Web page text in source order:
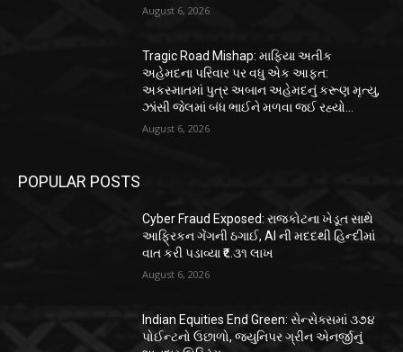
August 6, 2026
Tragic Road Mishap: માફિયા અતીક
અહેમદના પરિવાર પર વધુ એક આફત:
અકસ્માતમાં પુત્ર અબાન અહેમદનું કરૂણ મૃત્યુ,
ઝાંસી જેલમાં બંધ ભાઈને મળવા જઈ રહ્યો...
August 6, 2026
POPULAR POSTS
Cyber Fraud Exposed: રાજકોટના ખેડૂત સાથે
આફ્રિકન ગેંગની ઠગાઈ, AI ની મદદથી હિન્દીમાં
વાત કરી પડાવ્યા ₹૬.૩૧ લાખ
August 6, 2026
Indian Equities End Green: સેન્સેક્સમાં ૩૭૪
પોઈન્ટનો ઉછાળો, જ્યુનિપર ગ્રીન એનર્જીનું